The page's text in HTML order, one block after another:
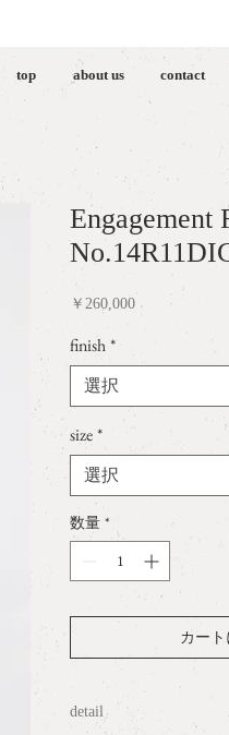
top about us contact
Engagement
￥260,000価
finish*
選択
size*
選択
数量 *
カート
detail